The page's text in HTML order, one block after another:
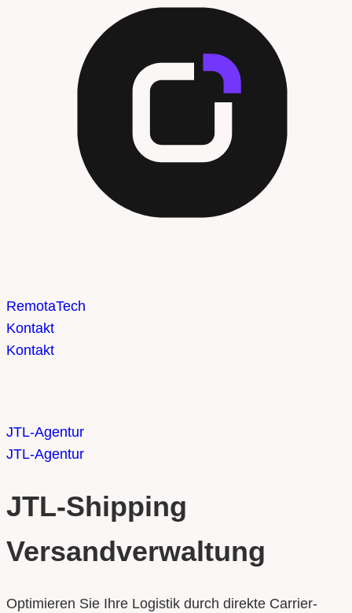
RemotaTech
Kontakt
Kontakt
JTL-Agentur
JTL-Agentur
JTL-Shipping
Versandverwaltung
Optimieren Sie Ihre Logistik durch direkte Carrier-